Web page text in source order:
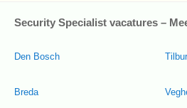
Security Specialist vacatures –
Den Bosch
Breda